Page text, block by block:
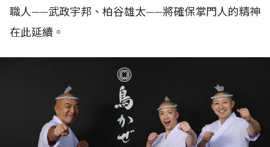
職人——武政宇邦、柏谷雄太——將確保掌門人的精神
在此延續。